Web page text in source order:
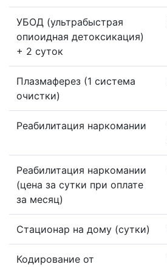
УБОД (ультрабыстрая
опиоидная детоксикация)
+ 2 суток
Плазмаферез (1 система
очистки)
Реабилитация наркомании
Реабилитация наркомании
(цена за сутки при оплате
за месяц)
Стационар на дому (сутки)
Кодирование от